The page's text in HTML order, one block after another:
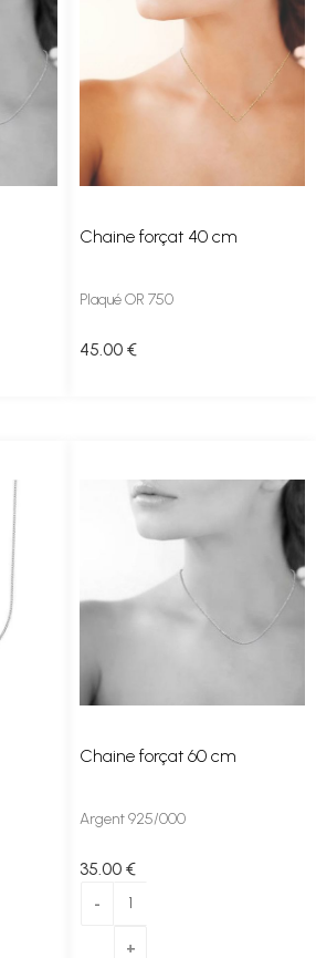
Chaine forçat 40 cm
Plaqué OR 750
45 .00 €
Chaine forçat 60 cm
Argent 925/000
35 .00 €